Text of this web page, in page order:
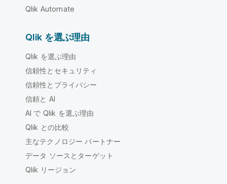
Qlik Automate
Qlik を選ぶ理由
Qlik を選ぶ理由
信頼性とセキュリティ
信頼性とプライバシー
信頼と AI
AI で Qlik を選ぶ理由
Qlik との比較
主なテクノロジー パートナー
データ ソースとターゲット
Qlik リージョン